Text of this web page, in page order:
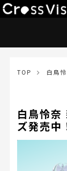
TOP 白鳥
白鳥怜奈
ズ発売中